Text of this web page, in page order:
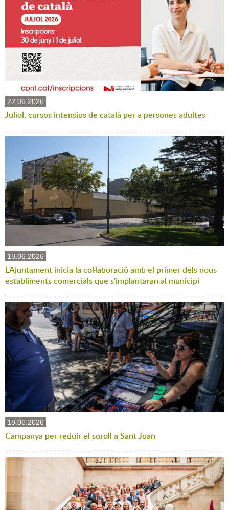
22.06.2026
Juliol, cursos intensius de català per a persones adultes
18.06.2026
L'Ajuntament inicia la col·laboració amb el primer dels nous
establiments comercials que s'implantaran al municipi
18.06.2026
Campanya per reduir el soroll a Sant Joan